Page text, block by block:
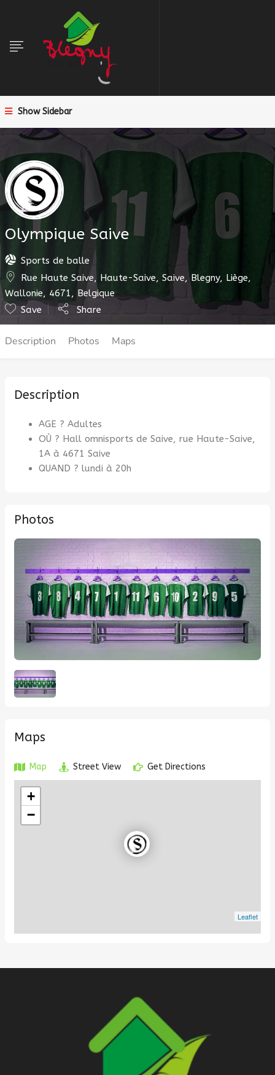
Show Sidebar
Olympique Saive
Sports de balle
Rue Haute Saive, Haute-Saive, Saive, Blegny, Liège,
Wallonie, 4671, Belgique
Save
Share
Description Photos Maps
Description
AGE ? Adultes
OÙ ? Hall omnisports de Saive, rue Haute-Saive,
1A à 4671 Saive
QUAND ? lundi à 20h
Photos
Maps
Map Street View Get Directions
+
−
Leaflet